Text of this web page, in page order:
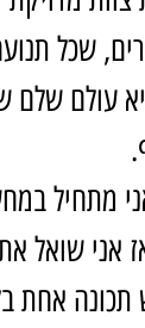
שכל
עולם שלם
מתחיל
אני שואל
אחת